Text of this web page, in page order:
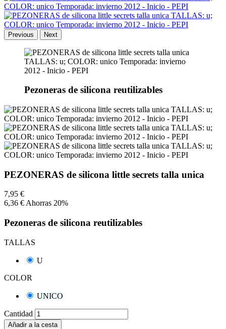
Previous Next
Pezoneras de silicona reutilizables
PEZONERAS de silicona little secrets talla unica
7,95 €
6,36 €Ahorras 20%
Pezoneras de silicona reutilizables
TALLAS
U
COLOR
UNICO
Cantidad
Añadir a la cesta